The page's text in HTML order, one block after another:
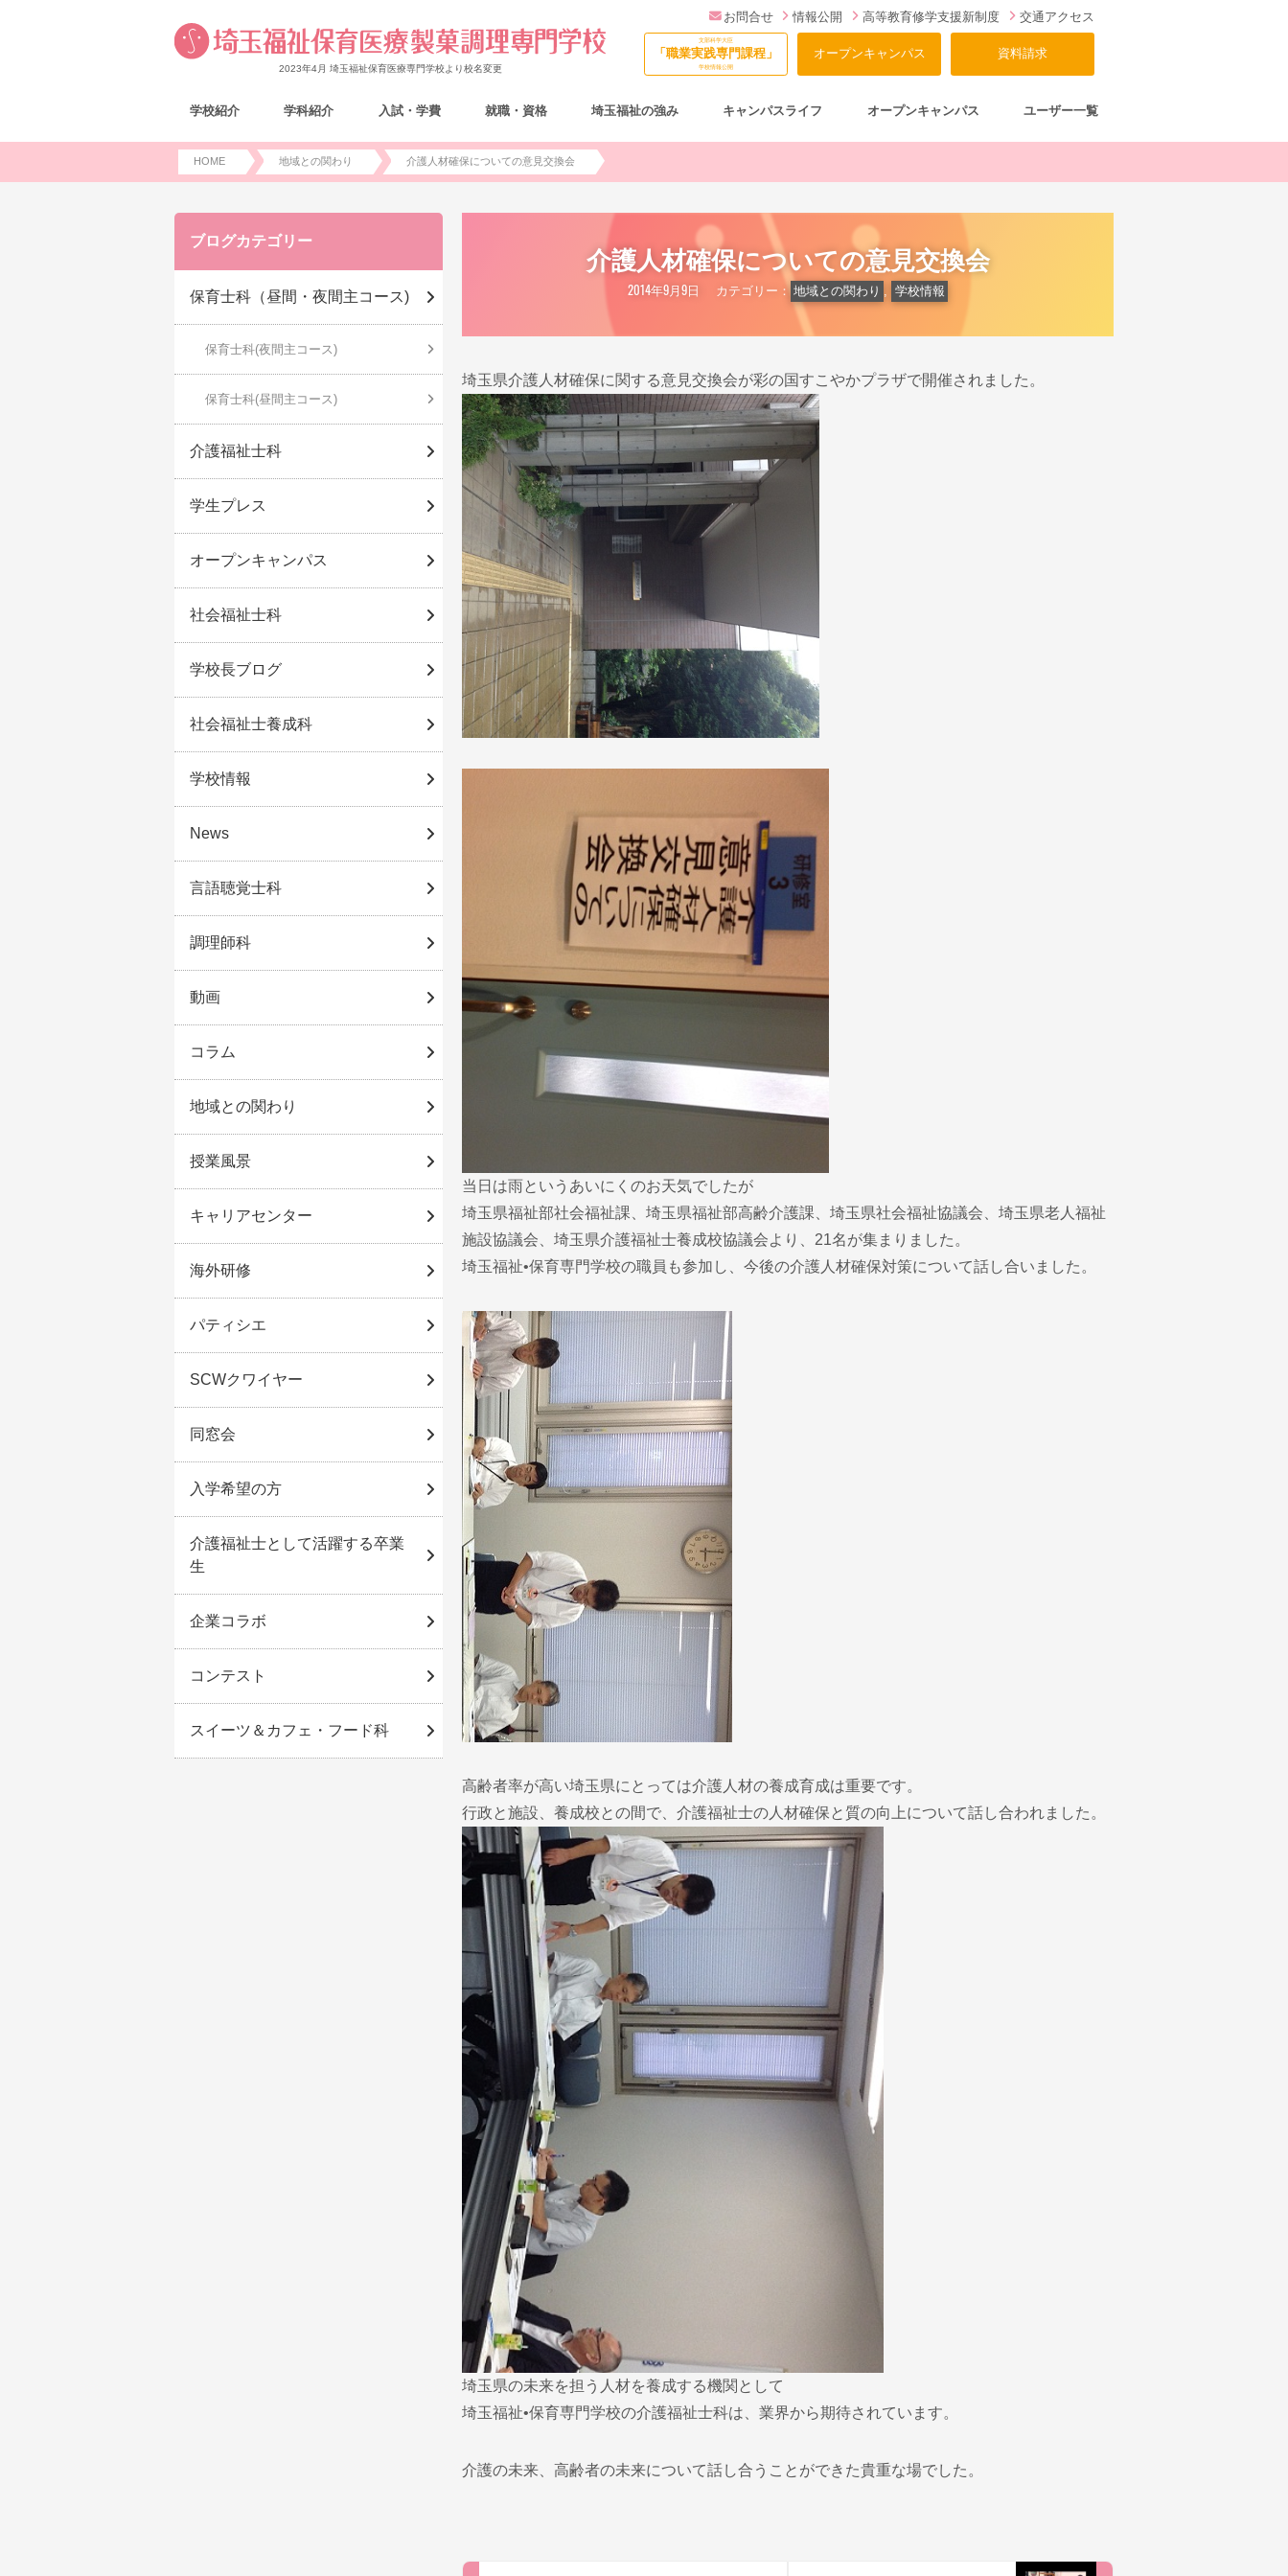
2023年4月 埼玉福祉保育医療専門学校より校名変更
お問合せ 情報公開 高等教育修学支援新制度 交通アクセス
文部科学大臣
「職業実践専門課程」
学校情報公開
オープンキャンパス 資料請求
学校紹介 学科紹介 入試・学費 就職・資格 埼玉福祉の強み キャンパスライフ オープンキャンパス ユーザー一覧
HOME 地域との関わり 介護人材確保についての意見交換会
介護人材確保についての意見交換会
2014年9月9日 カテゴリー： 地域との関わり 学校情報
埼玉県介護人材確保に関する意見交換会が彩の国すこやかプラザで開催されました。
当日は雨というあいにくのお天気でしたが
埼玉県福祉部社会福祉課、埼玉県福祉部高齢介護課、埼玉県社会福祉協議会、埼玉県老人福祉
施設協議会、埼玉県介護福祉士養成校協議会より、21名が集まりました。
埼玉福祉•保育専門学校の職員も参加し、今後の介護人材確保対策について話し合いました。
高齢者率が高い埼玉県にとっては介護人材の養成育成は重要です。
行政と施設、養成校との間で、介護福祉士の人材確保と質の向上について話し合われました。
埼玉県の未来を担う人材を養成する機関として
埼玉福祉•保育専門学校の介護福祉士科は、業界から期待されています。
介護の未来、高齢者の未来について話し合うことができた貴重な場でした。
ブログカテゴリー
保育士科（昼間・夜間主コース)
保育士科(夜間主コース)
保育士科(昼間主コース)
介護福祉士科
学生プレス
オープンキャンパス
社会福祉士科
学校長ブログ
社会福祉士養成科
学校情報
News
言語聴覚士科
調理師科
動画
コラム
地域との関わり
授業風景
キャリアセンター
海外研修
パティシエ
SCWクワイヤー
同窓会
入学希望の方
介護福祉士として活躍する卒業
生
企業コラボ
コンテスト
スイーツ＆カフェ・フード科